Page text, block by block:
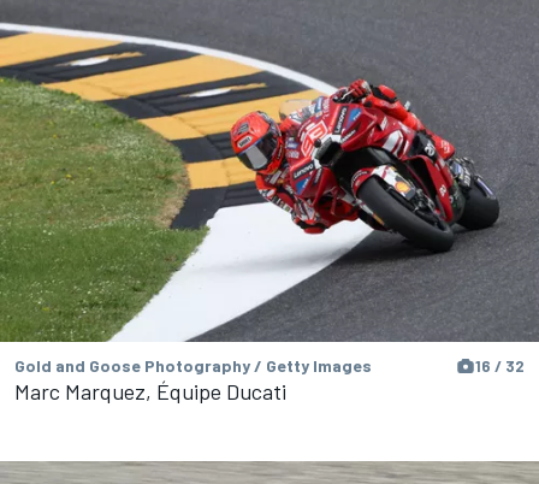
Gold and Goose Photography / Getty Images 16 / 32
Marc Marquez, Équipe Ducati